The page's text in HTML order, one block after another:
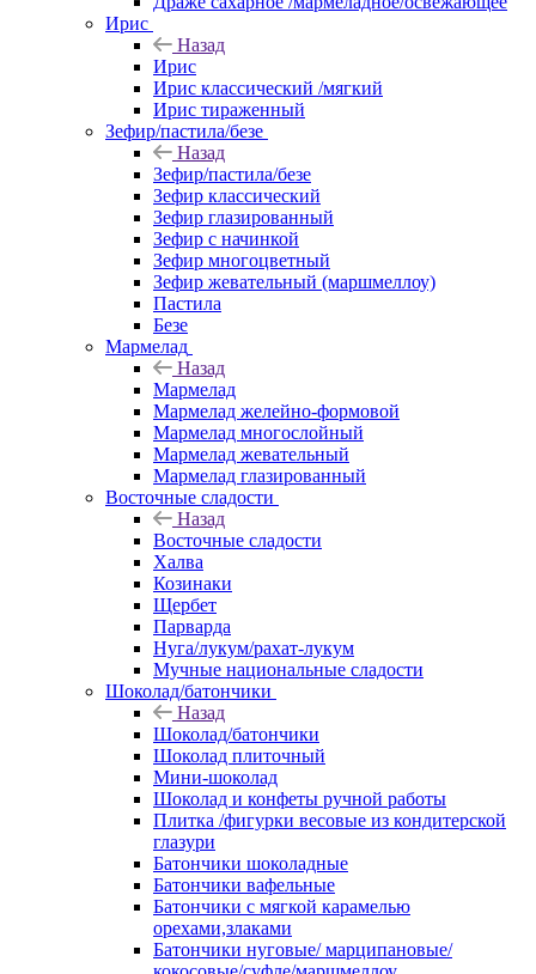
Ирис
Назад
Ирис
Ирис классический /мягкий
Ирис тираженный
Зефир/пастила/безе
Назад
Зефир/пастила/безе
Зефир классический
Зефир глазированный
Зефир с начинкой
Зефир многоцветный
Зефир жевательный (маршмеллоу)
Пастила
Безе
Мармелад
Назад
Мармелад
Мармелад желейно-формовой
Мармелад многослойный
Мармелад жевательный
Мармелад глазированный
Восточные сладости
Назад
Восточные сладости
Халва
Козинаки
Щербет
Парварда
Нуга/лукум/рахат-лукум
Мучные национальные сладости
Шоколад/батончики
Назад
Шоколад/батончики
Шоколад плиточный
Мини-шоколад
Шоколад и конфеты ручной работы
Плитка /фигурки весовые из кондитерской
глазури
Батончики шоколадные
Батончики вафельные
Батончики с мягкой карамелью
орехами,злаками
Батончики нуговые/ марципановые/